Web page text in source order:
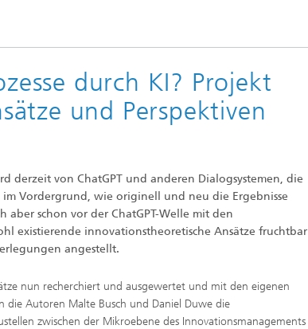
durch KI? Projekt
und Perspektiven
derzeit von ChatGPT und anderen Dialogsystemen, die
Vordergrund, wie originell und neu die Ergebnisse
aber schon vor der ChatGPT-Welle mit den
existierende innovationstheoretische Ansätze fruchtbar
angestellt.
nun recherchiert und ausgewertet und mit den eigenen
die Autoren Malte Busch und Daniel Duwe die
zwischen der Mikroebene des Innovationsmanagements